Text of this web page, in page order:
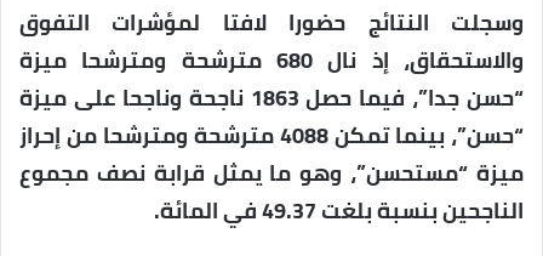
وسجلت النتائج حضورا لافتا لمؤشرات التفوق
والاستحقاق، إذ نال 680 مترشحة ومترشحا ميزة
“حسن جدا”، فيما حصل 1863 ناجحة وناجحا على ميزة
“حسن”، بينما تمكن 4088 مترشحة ومترشحا من إحراز
ميزة “مستحسن”، وهو ما يمثل قرابة نصف مجموع
الناجحين بنسبة بلغت 49.37 في المائة.